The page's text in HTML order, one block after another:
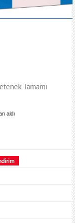
Tamamı
aldı